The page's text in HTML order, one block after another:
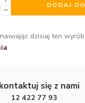
DODAJ
dzisiaj ten
się z nami
12 422 77 93